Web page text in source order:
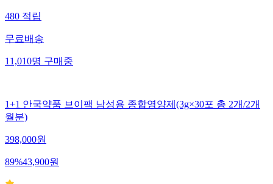
480적립
무료배송
11,010명구매중
1+1 안국약품 브이팩 남성용 종합영양제(3g×30포 총 2개/2개
월분)
398,000원
89%43,900원